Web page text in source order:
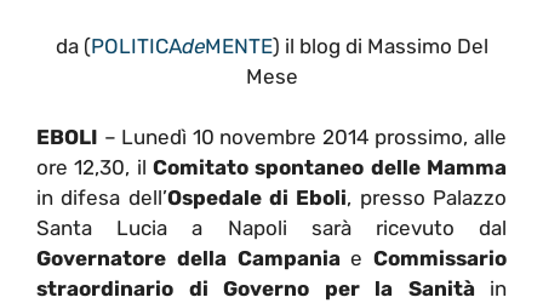
da (POLITICAdeMENTE) il blog di Massimo Del
Mese
EBOLI – Lunedì 10 novembre 2014 prossimo, alle
ore 12,30, il Comitato spontaneo delle Mamma
in difesa dell’Ospedale di Eboli, presso Palazzo
Santa Lucia a Napoli sarà ricevuto dal
Governatore della Campaniae Commissario
straordinario di Governo per la Sanitàin